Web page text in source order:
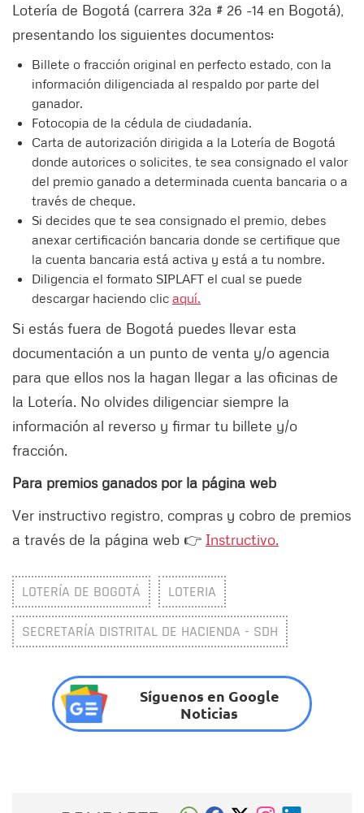
Lotería de Bogotá (carrera 32a # 26 -14 en Bogotá),
presentando los siguientes documentos:
Billete o fracción original en perfecto estado, con la
información diligenciada al respaldo por parte del
ganador.
Fotocopia de la cédula de ciudadanía.
Carta de autorización dirigida a la Lotería de Bogotá
donde autorices o solicites, te sea consignado el valor
del premio ganado a determinada cuenta bancaria o a
través de cheque.
Si decides que te sea consignado el premio, debes
anexar certificación bancaria donde se certifique que
la cuenta bancaria está activa y está a tu nombre.
Diligencia el formato SIPLAFT el cual se puede
descargar haciendo clic aquí.
Si estás fuera de Bogotá puedes llevar esta
documentación a un punto de venta y/o agencia
para que ellos nos la hagan llegar a las oficinas de
la Lotería. No olvides diligenciar siempre la
información al reverso y firmar tu billete y/o
fracción.
Para premios ganados por la página web
Ver instructivo registro, compras y cobro de premios
a través de la página web 👉 Instructivo.
LOTERÍA DE BOGOTÁ LOTERIA
SECRETARÍA DISTRITAL DE HACIENDA - SDH
Síguenos en Google
Noticias